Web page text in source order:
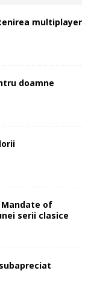
multiplayer
doamne
Mandate of
serii clasice